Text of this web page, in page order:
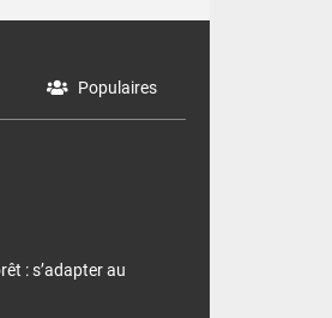
Populaires
: s’adapter au